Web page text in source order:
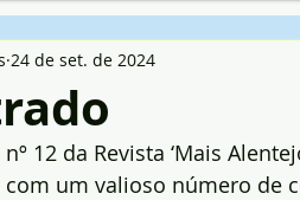
24 de set. de 2024
12 da Revista ‘Mais
um valioso número de